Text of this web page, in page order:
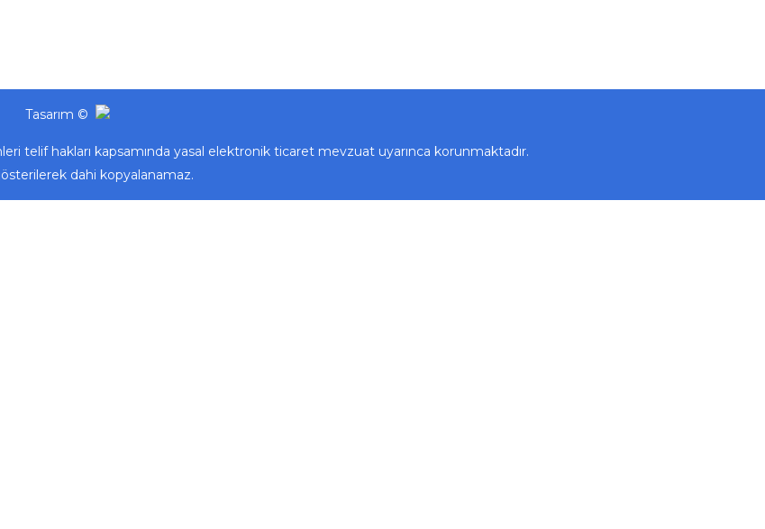
Tasarım ©
telif hakları kapsamında yasal elektronik ticaret mevzuat uyarınca korunmaktadır.
dahi kopyalanamaz.